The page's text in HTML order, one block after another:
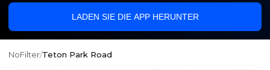
LADEN SIE DIE APP HERUNTER
NoFilter/Teton Park Road